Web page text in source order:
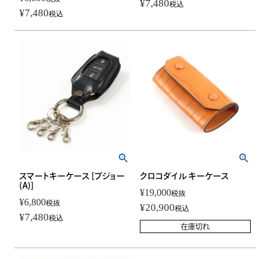
¥7,480税込
¥7,480税込
スマートキーケース [プジョー
(A)]
¥6,800税抜
¥7,480税込
クロコダイル キーケース
¥19,000税抜
¥20,900税込
在庫切れ